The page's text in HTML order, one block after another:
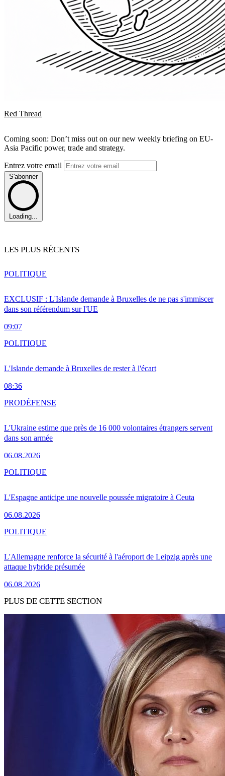
Red Thread
Coming soon: Don’t miss out on our new weekly briefing on EU-
Asia Pacific power, trade and strategy.
Entrez votre email
S'abonner
Loading...
LES PLUS RÉCENTS
EXCLUSIF : L'Islande demande à Bruxelles de ne pas s'immiscer
dans son référendum sur l'UE
09:07
POLITIQUE
L'Islande demande à Bruxelles de rester à l'écart
08:36
POLITIQUE
L'Ukraine estime que près de 16 000 volontaires étrangers servent
dans son armée
06.08.2026
PRODÉFENSE
L'Espagne anticipe une nouvelle poussée migratoire à Ceuta
06.08.2026
POLITIQUE
L'Allemagne renforce la sécurité à l'aéroport de Leipzig après une
attaque hybride présumée
06.08.2026
POLITIQUE
PLUS DE CETTE SECTION